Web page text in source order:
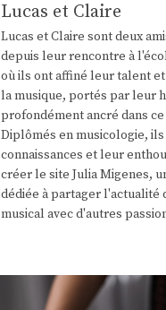
Lucas et Claire
Lucas et Claire sont deux
depuis leur rencontre à
où ils ont affiné leur talent
la musique, portés par leur
profondément ancré dans
Diplômés en musicologie,
connaissances et leur
créer le site Julia Migenes,
dédiée à partager l'actualité
musical avec d'autres